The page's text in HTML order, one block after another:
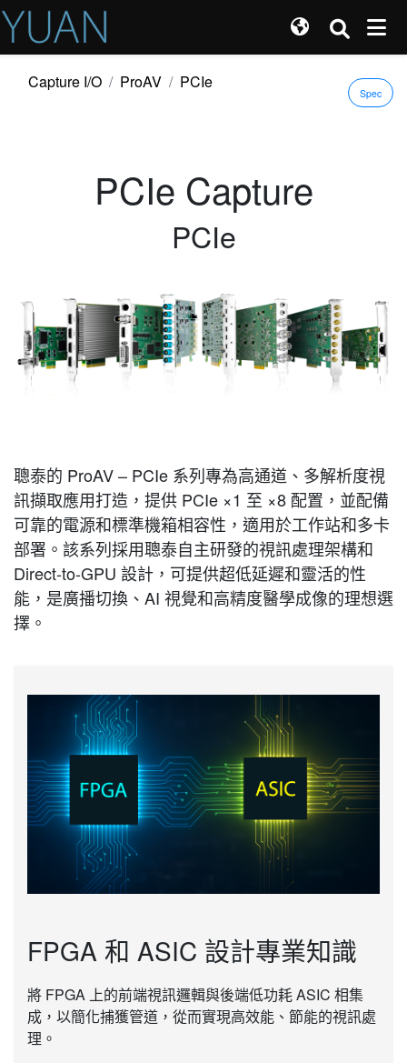
Capture I/O ProAV PCIe
Spec
PCIe Capture
PCIe
聰泰的 ProAV – PCIe 系列專為高通道、多解析度視
訊擷取應用打造，提供 PCIe ×1 至 ×8 配置，並配備
可靠的電源和標準機箱相容性，適用於工作站和多卡
部署。該系列採用聰泰自主研發的視訊處理架構和
Direct-to-GPU 設計，可提供超低延遲和靈活的性
能，是廣播切換、AI 視覺和高精度醫學成像的理想選
擇。
FPGA 和 ASIC 設計專業知識
將 FPGA 上的前端視訊邏輯與後端低功耗 ASIC 相集
成，以簡化捕獲管道，從而實現高效能、節能的視訊處
理。